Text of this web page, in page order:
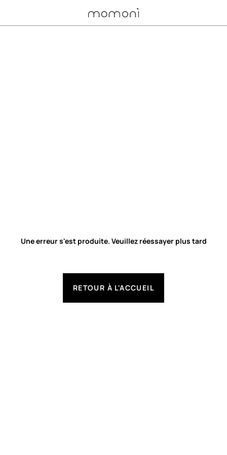
Une erreur s'est produite. Veuillez réessayer plus tard
RETOUR À L'ACCUEIL